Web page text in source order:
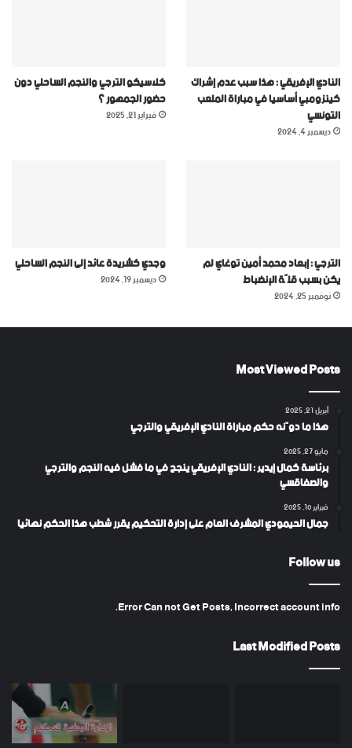
النادي الإفريقي : هذا سبب عدم إشراك
كينزومبي أساسيا في مباراة الملعب
التونسي
ديسمبر 4, 2024
كلاسيكو الترجي والنجم الساحلي دون
حضور الجمهور ؟
فبراير 21, 2025
الترجي : إبعاد محمد أمين توغاي لم
يكن بسبب قلّة الإنضباط
نوفمبر 25, 2024
وجدي كشريدة عائد إلى النجم الساحلي
ديسمبر 19, 2024
Most Viewed Posts
أبريل 21, 2025
هذا ما دوّنه حكم مباراة النادي الإفريقي والترجي
مايو 27, 2025
برئاسة كمال إيدير : النادي الإفريقي ينجح في ما فشل فيه النجم والترجي
والصفاقسي
فبراير 10, 2025
جمال الحيمودي المشرف العام على إدارة التحكيم يقرر شطب هذا الحكم نهائيا
Follow us
Error Can not Get Posts, Incorrect account info.
Last Modified Posts